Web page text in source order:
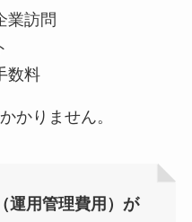
業訪問
数料
かりません。
運用管理費用）が